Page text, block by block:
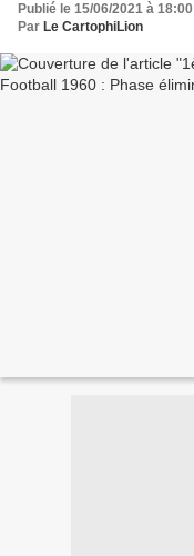
Publié le 15/06/2021 à 18:00
Par Le CartophiLion